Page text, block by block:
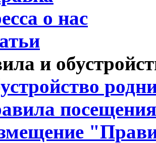
о нас
и